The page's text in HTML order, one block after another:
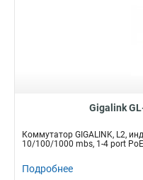
Gigalink
Коммутатор GIGALINK, L2,
10/100/1000 mbs, 1-4 port
Подробнее